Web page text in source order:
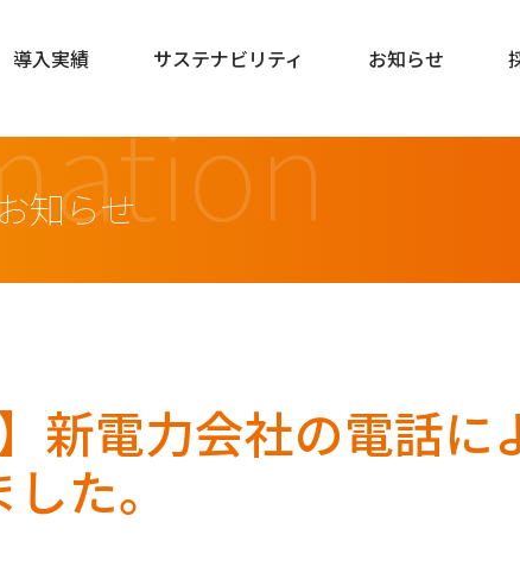
導入実績 サステナビリティ お知らせ
知らせ
新電力会社の電話に
た。